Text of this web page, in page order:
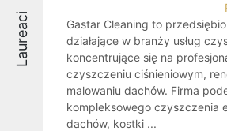
Laureaci
Gastar Cleaning to
działające w branży usług
koncentrujące się na
czyszczeniu ciśnieniowym,
malowaniu dachów. Firma
kompleksowego czyszczenia
dachów, kostki ...